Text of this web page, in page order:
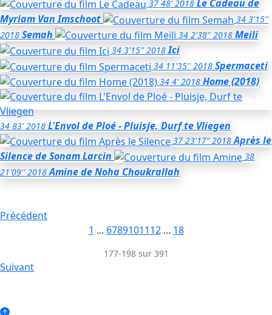
37 48' 2018 Le Cadeaude
Myriam Van Imschoot
34 3'15''
2018 Semah 34 2'38'' 2018 Meili
34 3'15'' 2018 Ici
34 11'35'' 2018 Spermaceti
34 4' 2018 Home (2018)
34 83' 2018 L'Envol de Ploé - Pluisje, Durf te Vliegen
37 23'17" 2018 Après le
Silencede Sonam Larcin
38
21'09'' 2018 Aminede Noha Choukrallah
Précédent
1 ... 6789101112 ... 18
177-198 sur 391
Suivant